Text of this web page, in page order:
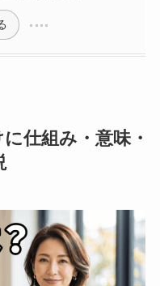
仕組み・意味・